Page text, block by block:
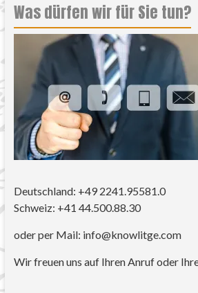
Was dürfen wir für Sie tun?
Deutschland: +49 2241.95581.0
Schweiz: +41 44.500.88.30
oder per Mail: info@knowlitge.com
Wir freuen uns auf Ihren Anruf oder